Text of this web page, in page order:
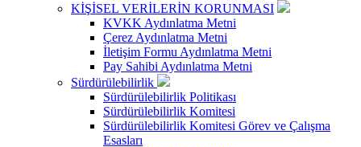
KİŞİSEL VERİLERİN KORUNMASI
KVKK Aydınlatma Metni
Çerez Aydınlatma Metni
İletişim Formu Aydınlatma Metni
Pay Sahibi Aydınlatma Metni
Sürdürülebilirlik
Sürdürülebilirlik Politikası
Sürdürülebilirlik Komitesi
Sürdürülebilirlik Komitesi Görev ve Çalışma
Esasları